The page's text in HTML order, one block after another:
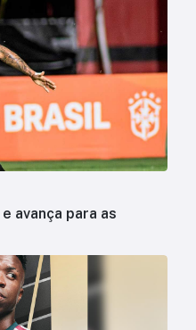
avança para as